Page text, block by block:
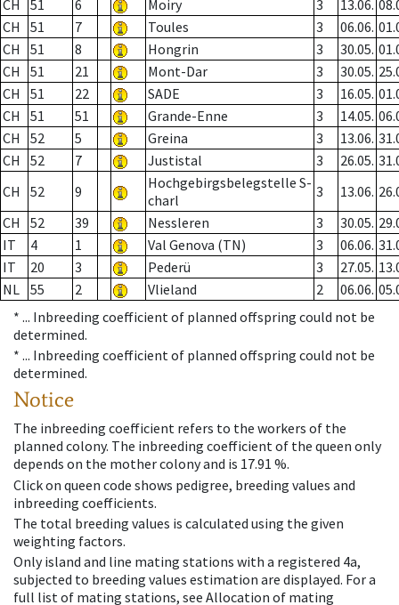
CH 51 6 Moiry 3 13.06.
CH
51 7 Toules 3 06.06.
CH
51 8 Hongrin 3 30.05.
CH
51 21 Mont-Dar 3 30.05.
CH
51 22 SADE 3 16.05.
CH
51 51 Grande-Enne 3 14.05.
CH
52 5 Greina 3 13.06.
CH
52 7 Justistal 3 26.05.
CH
52 9
Hochgebirgsbelegstelle S-
charl
3 13.06.
CH
52 39 Nessleren 3 30.05.
IT
4 1 Val Genova (TN) 3 06.06.
IT
20 3 Pederü 3 27.05.
NL 55 2 Vlieland 2 06.06.
* ... Inbreeding coefficient of planned offspring could not be
determined.
* ... Inbreeding coefficient of planned offspring could not be
determined.
Notice
The inbreeding coefficient refers to the workers of the
planned colony. The inbreeding coefficient of the queen only
depends on the mother colony and is 17.91 %.
Click on queen code shows pedigree, breeding values and
inbreeding coefficients.
The total breeding values is calculated using the given
weighting factors.
Only island and line mating stations with a registered 4a,
subjected to breeding values estimation are displayed. For a
full list of mating stations, see Allocation of mating